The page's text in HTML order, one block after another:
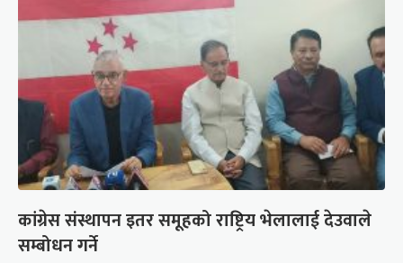
कांग्रेस संस्थापन इतर समूहको राष्ट्रिय भेलालाई देउवाले
सम्बोधन गर्ने